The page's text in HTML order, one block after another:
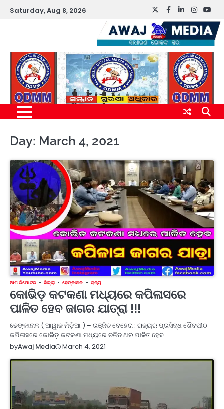
SkipSaturday, Aug 8, 2026 TwitterFacebook
LinkedIn
Day: March 4, 2021
ଆମ ରିପୋଟର ଜିଲ୍ଲା ଢେଙ୍କାନାଳ ରାଜ୍ୟ
କୋଭିଡ଼ କଟକଣା ମଧ୍ୟରେ କପିଳାସରେ
ପାଳିତ ହେବ ଜାଗର ଯାତ୍ରା !!!
ଢେଙ୍କାନାଳ ( ଆୱାଜ ମିଡ଼ିଆ ) – ରଞ୍ଜିତ ବେହେରା : ରାଜ୍ୟର ପ୍ରସିଦ୍ଧ ଶୈବପୀଠ
କପିଳାସରେ କୋଭିଡ଼ କଟକଣା ମଧ୍ୟରେ ଚଳିତ ଥର ପାଳିତ ହେବ…
byAwaj Media March 4, 2021